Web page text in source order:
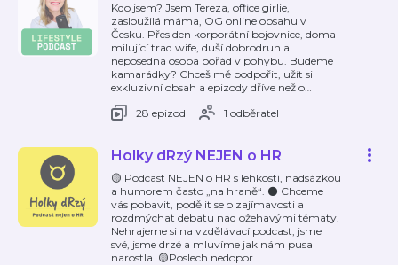
Kdo jsem? Jsem Tereza, office girlie,
zasloužilá máma, OG online obsahu v
Česku. Přes den korporátní bojovnice, doma
milující trad wife, duší dobrodruh a
neposedná osoba pořád v pohybu. Budeme
kamarádky? Chceš mě podpořit, užít si
exkluzivní obsah a epizody dříve než o…
28 epizod
1 odběratel
Holky dRzý NEJEN o HR
🟡 Podcast NEJEN o HR s lehkostí, nadsázkou
a humorem často „na hraně“. ⚫️ Chceme
vás pobavit, podělit se o zajímavosti a
rozdmýchat debatu nad ožehavými tématy.
Nehrajeme si na vzdělávací podcast, jsme
své, jsme drzé a mluvíme jak nám pusa
narostla. 🟡Poslech nedopor…